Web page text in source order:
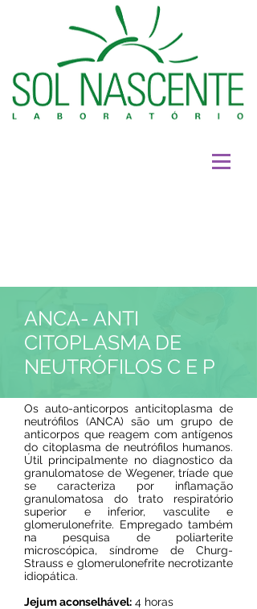
ANCA- ANTI
CITOPLASMA DE
NEUTRÓFILOS C E P
Os auto-anticorpos anticitoplasma de
neutrófilos (ANCA) são um grupo de
anticorpos que reagem com antígenos
do citoplasma de neutrófilos humanos.
Útil principalmente no diagnostico da
granulomatose de Wegener, tríade que
se caracteriza por inflamação
granulomatosa do trato respiratório
superior e inferior, vasculite e
glomerulonefrite. Empregado também
na pesquisa de poliarterite
microscópica, síndrome de Churg-
Strauss e glomerulonefrite necrotizante
idiopática.
Jejum aconselhável: 4 horas